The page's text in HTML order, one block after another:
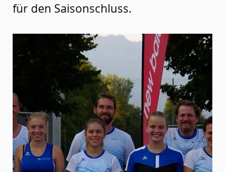
für den Saisonschluss.